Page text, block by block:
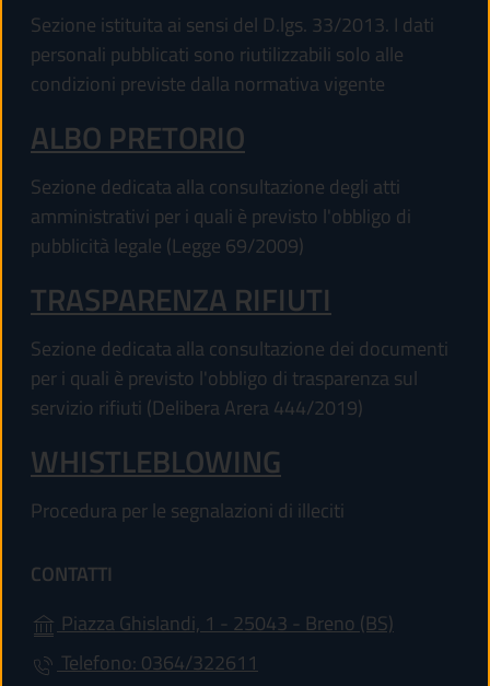
Sezione istituita ai sensi del D.lgs. 33/2013. I dati
personali pubblicati sono riutilizzabili solo alle
condizioni previste dalla normativa vigente
ALBO PRETORIO
Sezione dedicata alla consultazione degli atti
amministrativi per i quali è previsto l'obbligo di
pubblicità legale (Legge 69/2009)
TRASPARENZA RIFIUTI
Sezione dedicata alla consultazione dei documenti
per i quali è previsto l'obbligo di trasparenza sul
servizio rifiuti (Delibera Arera 444/2019)
WHISTLEBLOWING
Procedura per le segnalazioni di illeciti
CONTATTI
Piazza Ghislandi, 1 - 25043 - Breno (BS)
Telefono: 0364/322611